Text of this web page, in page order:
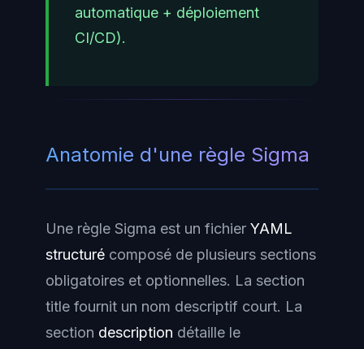
automatique + déploiement
CI/CD).
Anatomie d'une règle Sigma
Une règle Sigma est un fichier YAML
structuré composé de plusieurs sections
obligatoires et optionnelles. La section
title fournit un nom descriptif court. La
section description détaille le